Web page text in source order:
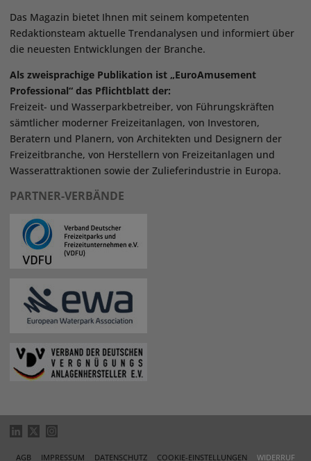
Das Magazin bietet Ihnen mit seinem kompetenten
Redaktionsteam aktuelle Trendanalysen und informiert über
die neuesten Entwicklungen der Branche.
Als zweisprachige Publikation ist „EuroAmusement
Professional“ das Pflichtblatt der:
Freizeit- und Wasserparkbetreiber, von Führungskräften
sämtlicher moderner Freizeitanlagen, von Investoren,
Beratern und Planern, von Architekten und Designern der
Freizeitbranche, von Herstellern von Freizeitanlagen und
Wasserattraktionen sowie der Zulieferindustrie in Europa.
PARTNER-VERBÄNDE
AGB IMPRESSUM DATENSCHUTZ COOKIE-EINSTELLUNGEN WIDERRUF